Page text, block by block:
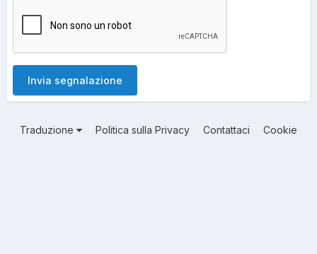
Invia segnalazione
Traduzione Politica sulla Privacy Contattaci Cookie